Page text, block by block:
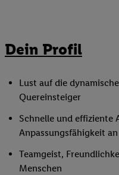
Dein Profil
Lust auf die
Quereinsteiger
Schnelle und effiziente
Anpassungsfähigkeit
Teamgeist,
Menschen